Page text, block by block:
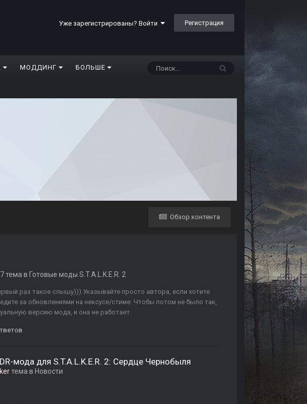
Уже зарегистрированы? Войти Регистрация
МОДДИНГ БОЛЬШЕ
Обзор контента
тема в Готовые моды S.T.A.L.K.E.R. 2
раз такое слышу))) Указывайте просто автора, если хотите
за обновлениями на нексусе/стиме. Чтобы потом не было так,
версию мода, и она не работает.
мода для S.T.A.L.K.E.R. 2: Сердце Чернобыля
тема в Новости